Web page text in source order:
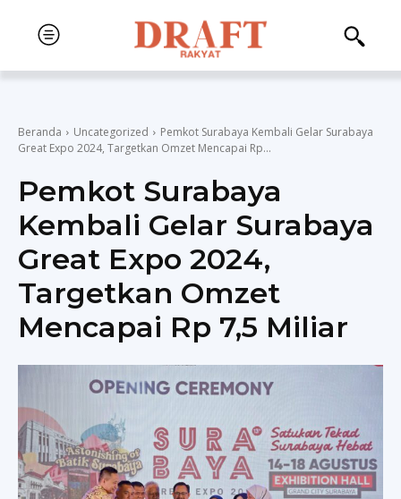
Beranda Uncategorized
Pemkot Surabaya Kembali Gelar Surabaya
Great Expo 2024, Targetkan Omzet Mencapai Rp...
Pemkot Surabaya
Kembali Gelar Surabaya
Great Expo 2024,
Targetkan Omzet
Mencapai Rp 7,5 Miliar